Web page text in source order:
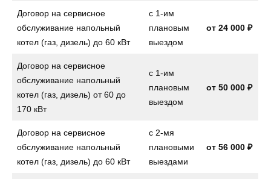
Договор на сервисное
обслуживание напольный
котел (газ, дизель) до 60 кВт
с 1-им
плановым
выездом
от 24 000 ₽
Договор на сервисное
обслуживание напольный
котел (газ, дизель) от 60 до
170 кВт
с 1-им
плановым
выездом
от 50 000 ₽
Договор на сервисное
обслуживание напольный
котел (газ, дизель) до 60 кВт
с 2-мя
плановыми
выездами
от 56 000 ₽